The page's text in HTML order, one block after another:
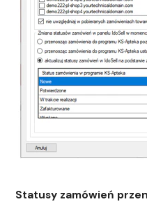
Statusy zamówień